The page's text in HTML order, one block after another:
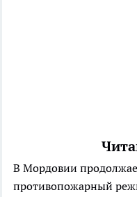
В Мордовии
противопожарный